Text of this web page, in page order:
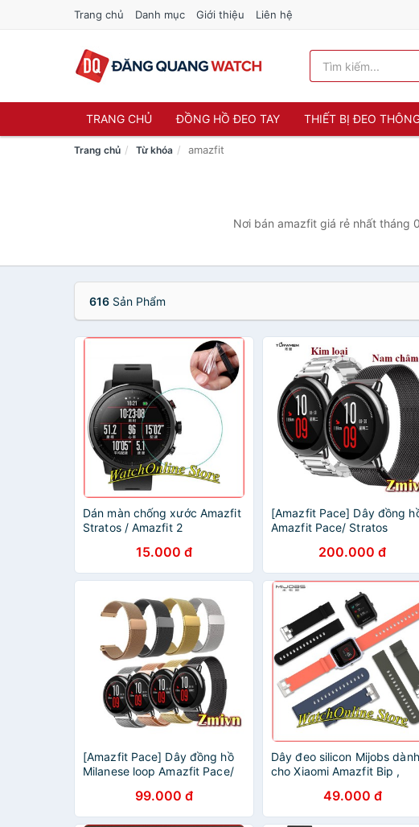
Trang chủ Danh mục Giới thiệu Liên hệ
TRANG CHỦ ĐỒNG HỒ ĐEO TAY THIẾT BỊ ĐEO
Trang chủ Từ khóa amazfit
Nơi bán amazfit giá rẻ nhất tháng
616 Sản Phẩm
Dán màn chống xước Amazfit
Stratos / Amazfit 2
15.000 đ
[Amazfit Pace] Dây đồng
Amazfit Pace/ Stratos
200.000 đ
[Amazfit Pace] Dây đồng hồ
Milanese loop Amazfit Pace/
99.000 đ
Dây đeo silicon Mijobs dành
cho Xiaomi Amazfit Bip ,
49.000 đ